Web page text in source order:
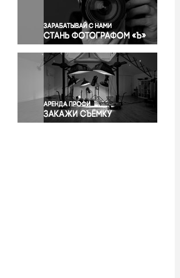
Правосудие
Происшествия и конфликты
Религия
Светская жизнь
Спорт
Экология
Экономика и бизнес